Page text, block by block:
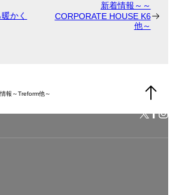
かく
新着情報～～
CORPORATE HOUSE K6
他～
報～Treform他～